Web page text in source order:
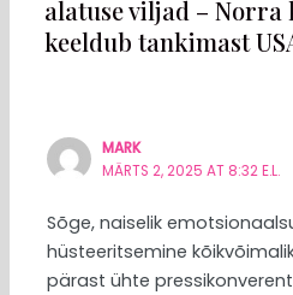
alatuse viljad –
keeldub tankimast
MARK
MÄRTS 2, 2025 AT 8:32 E.L.
Sõge, naiselik
hüsteeritsemine
pärast ühte